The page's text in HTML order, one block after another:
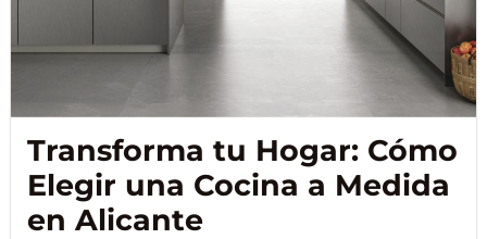
Transforma tu Hogar: Cómo
Elegir una Cocina a Medida
en Alicante